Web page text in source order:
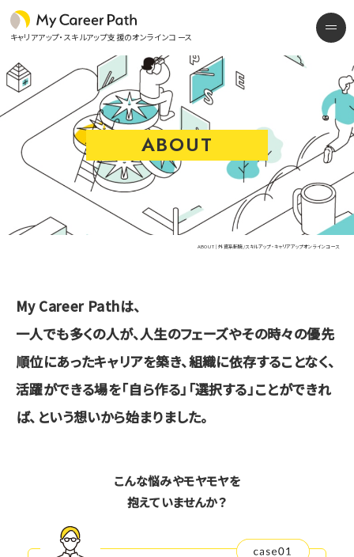
キャリアアップ・スキルアップ支援のオンラインコース
ABOUT | 外資系転職/スキルアップ・キャリアアップオンラインコース
ABOUT
My Career Pathは、
一人でも多くの人が、人生のフェーズやその時々の優先
順位にあったキャリアを築き、組織に依存することなく、
活躍ができる場を「自ら作る」「選択する」ことができれ
ば、という想いから始まりました。
こんな悩みやモヤモヤを
抱えていませんか？